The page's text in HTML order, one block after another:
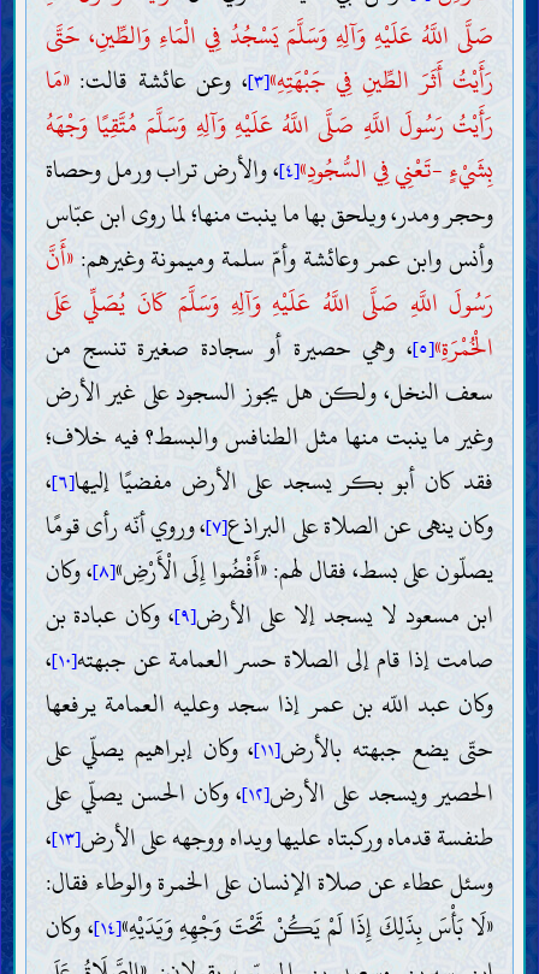
صَلَّى اللَّهُ عَلَيْهِ وَآلِهِ وَسَلَّمَ يَسْجُدُ فِي الْمَاءِ وَالطِّينِ، حَتَّى
رَأَيْتُ أَثَرَ الطِّينِ فِي جَبْهَتِهِ»[٣] ، وعن عائشة قالت:«مَا
رَأَيْتُ رَسُولَ اللَّهِ صَلَّى اللَّهُ عَلَيْهِ وَآلِهِ وَسَلَّمَ مُتَّقِيًا وَجْهَهُ
بِشَيْءٍ -تَعْنِي فِي السُّجُودِ»[٤] ، والأرض تراب ورمل وحصاة
وحجر ومدر، ويلحق بها ما ينبت منها؛ لما روى ابن عبّاس
وأنس وابن عمر وعائشة وأمّ سلمة وميمونة وغيرهم:«أَنَّ
رَسُولَ اللَّهِ صَلَّى اللَّهُ عَلَيْهِ وَآلِهِ وَسَلَّمَ كَانَ يُصَلِّي عَلَى
الْخُمْرَةِ»[٥] ، وهي حصيرة أو سجادة صغيرة تنسج من
سعف النخل، ولكن هل يجوز السجود على غير الأرض
وغير ما ينبت منها مثل الطنافس والبسط؟ فيه خلاف؛
فقد كان أبو بكر يسجد على الأرض مفضيًا إليها[٦] ،
وكان ينهى عن الصلاة على البراذع[٧] ، وروي أنّه رأى قومًا
يصلّون على بسط، فقال لهم: «أَفْضُوا إِلَى الْأَرْضِ»[٨] ، وكان
ابن مسعود لا يسجد إلا على الأرض[٩] ، وكان عبادة بن
صامت إذا قام إلى الصلاة حسر العمامة عن جبهته[١٠] ،
وكان عبد اللّه بن عمر إذا سجد وعليه العمامة يرفعها
حتّى يضع جبهته بالأرض[١١] ، وكان إبراهيم يصلّي على
الحصير ويسجد على الأرض[١٢] ، وكان الحسن يصلّي على
طنفسة قدماه وركبتاه عليها ويداه ووجهه على الأرض[١٣]
،
وسئل عطاء عن صلاة الإنسان على الخمرة والوطاء فقال:
«لَا بَأْسَ بِذَلِكَ إِذَا لَمْ يَكُنْ تَحْتَ وَجْهِهِ وَيَدَيْهِ»[١٤] ، وكان